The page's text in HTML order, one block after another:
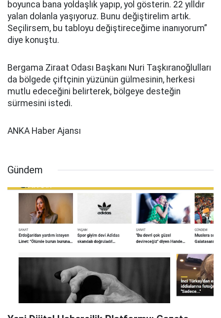
boyunca bana yoldaşlık yapıp, yol gösterin. 22 yılldır
yalan dolanla yaşıyoruz. Bunu değiştirelim artık.
Seçilirsem, bu tabloyu değiştireceğime inanıyorum”
diye konuştu.
Bergama Ziraat Odası Başkanı Nuri Taşkıranoğlulları
da bölgede çiftçinin yüzünün gülmesinin, herkesi
mutlu edeceğini belirterek, bölgeye desteğin
sürmesini istedi.
ANKA Haber Ajansı
Gündem